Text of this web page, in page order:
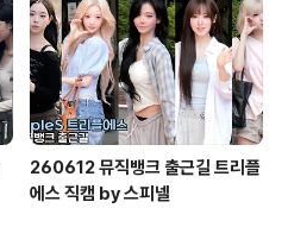
260612 뮤직뱅크 출근길 트리플
에스 직캠 by 스피넬